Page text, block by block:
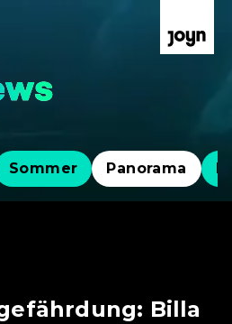
Sommer Panorama
Billa